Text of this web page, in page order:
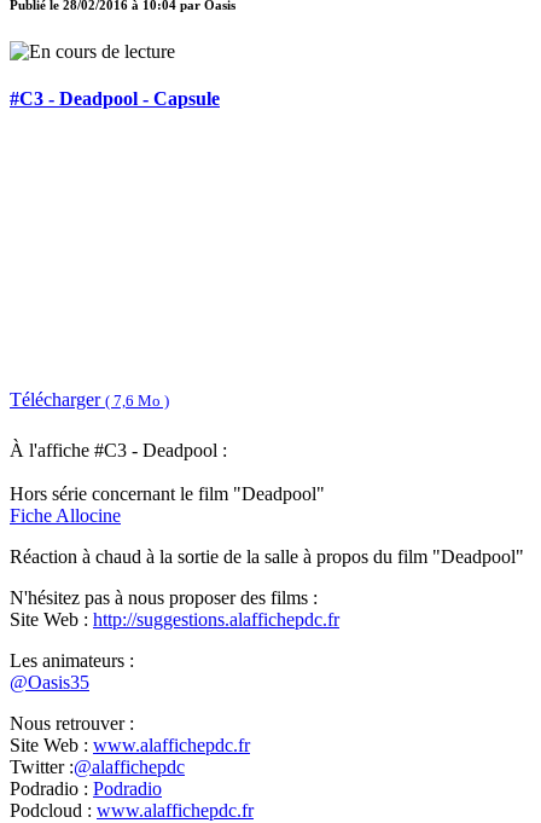
Publié le 28/02/2016 à 10:04 par Oasis
#C3 - Deadpool - Capsule
Télécharger ( 7,6 Mo )
À l'affiche #C3 - Deadpool :
Hors série concernant le film "Deadpool"
Fiche Allocine
Réaction à chaud à la sortie de la salle à propos du film "Deadpool"
N'hésitez pas à nous proposer des films :
Site Web : http://suggestions.alaffichepdc.fr
Les animateurs :
@Oasis35
Nous retrouver :
Site Web : www.alaffichepdc.fr
Twitter :@alaffichepdc
Podradio : Podradio
Podcloud : www.alaffichepdc.fr